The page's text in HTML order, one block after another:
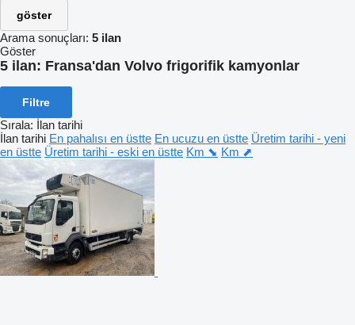
göster
Arama sonuçları: 5 ilan
Göster
5 ilan: Fransa'dan Volvo frigorifik kamyonlar
Filtre
Sırala: İlan tarihi
İlan tarihi En pahalısı en üstte En ucuzu en üstte Üretim tarihi - yeni
en üstte Üretim tarihi - eski en üstte Km ⬊ Km ⬈